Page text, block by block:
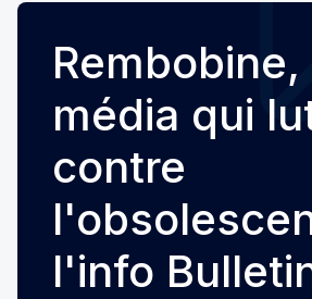
Rembobine,
média qui
contre
l'info